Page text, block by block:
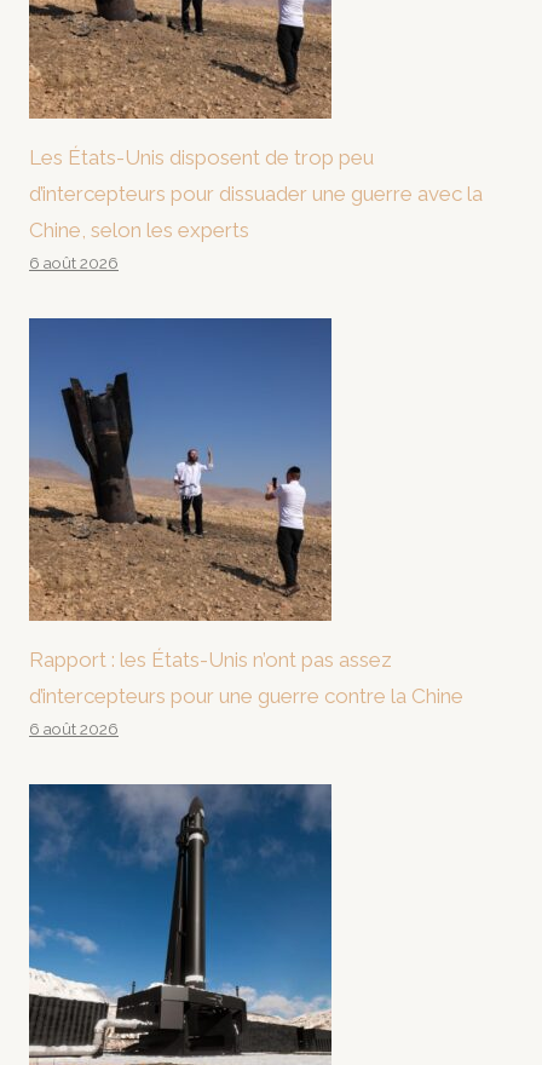
Les États-Unis disposent de trop peu
d’intercepteurs pour dissuader une guerre avec la
Chine, selon les experts
6 août 2026
Rapport : les États-Unis n’ont pas assez
d’intercepteurs pour une guerre contre la Chine
6 août 2026